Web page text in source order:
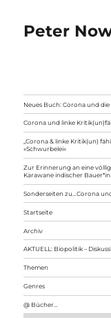
Peter
Neues Buch: Corona und
Corona und linke
„Corona & linke Kritik(un)
»Schwurbelei«
Zur Erinnerung an eine
Karawane indischer
Sonderseiten zu…Corona
Startseite
Archiv
AKTUELL: Biopolitik –
Themen
Genres
@ Bücher…